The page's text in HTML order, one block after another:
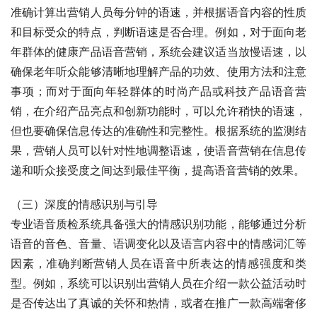
准确计算出营销人员每分钟的语速，并根据语音内容的性质
和目标受众的特点，判断语速是否合理。例如，对于面向老
年群体的健康产品语音营销，系统会建议适当放慢语速，以
确保老年听众能够清晰地理解产品的功效、使用方法和注意
事项；而对于面向年轻群体的时尚产品或科技产品语音营
销，在介绍产品亮点和创新功能时，可以允许稍快的语速，
但也要确保信息传达的准确性和完整性。根据系统的监测结
果，营销人员可以针对性地调整语速，使语音营销在信息传
递和听众接受度之间达到最佳平衡，提高语音营销的效果。
（三）深度的情感识别与引导
专业语音质检系统具备强大的情感识别功能，能够通过分析
语音的音色、音量、语调变化以及语言内容中的情感词汇等
因素，准确判断营销人员在语音中所表达的情感强度和类
型。例如，系统可以识别出营销人员在介绍一款公益活动时
是否传达出了真诚的关怀和热情，或者在推广一款高端奢侈